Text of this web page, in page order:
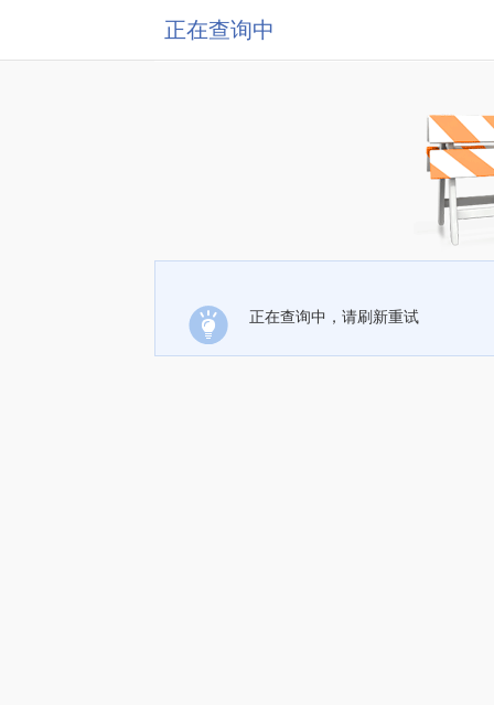
正在查询中
正在查询中，请刷新重试